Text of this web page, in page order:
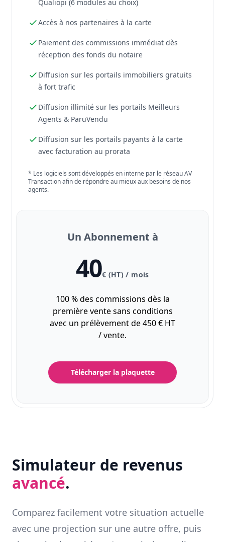
Qualiopi (6 modules au choix)
Accès à nos partenaires à la carte
Paiement des commissions immédiat dès
réception des fonds du notaire
Diffusion sur les portails immobiliers gratuits
à fort trafic
Diffusion illimité sur les portails Meilleurs
Agents & ParuVendu
Diffusion sur les portails payants à la carte
avec facturation au prorata
* Les logiciels sont développés en interne par le réseau AV
Transaction afin de répondre au mieux aux besoins de nos
agents.
Un Abonnement à
40€ (HT) / mois
100 % des commissions dès la
première vente sans conditions
avec un prélèvement de 450 € HT
/ vente.
Télécharger la plaquette
Simulateur de revenus
avancé.
Comparez facilement votre situation actuelle
avec une projection sur une autre offre, puis